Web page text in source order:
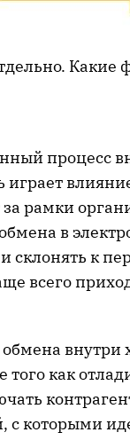
Какие
процесс
играет
рамки
в
склонять к
всего
внутри
того как
с которыми